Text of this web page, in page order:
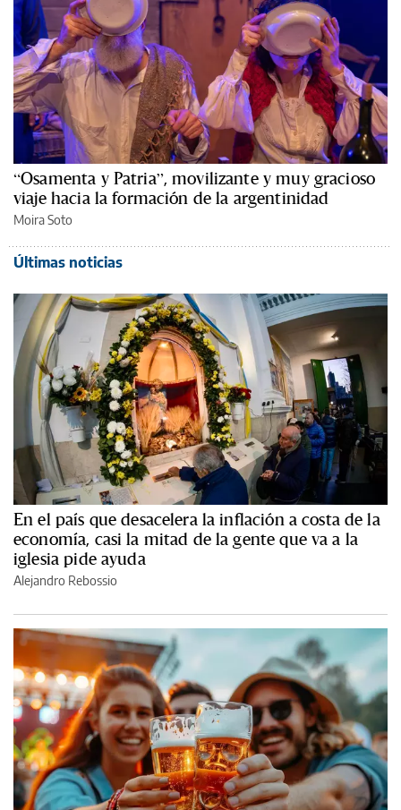
“Osamenta y Patria”, movilizante y muy gracioso
viaje hacia la formación de la argentinidad
Moira Soto
Últimas noticias
En el país que desacelera la inflación a costa de la
economía, casi la mitad de la gente que va a la
iglesia pide ayuda
Alejandro Rebossio